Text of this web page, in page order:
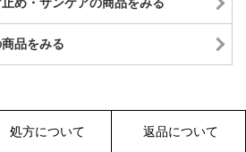
品をみる
処方について 返品について